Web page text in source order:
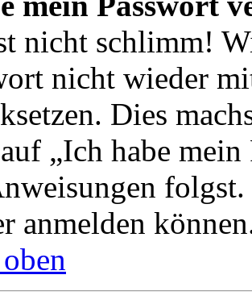
nicht schlimm!
nicht wieder
Dies
„Ich habe
anmelden